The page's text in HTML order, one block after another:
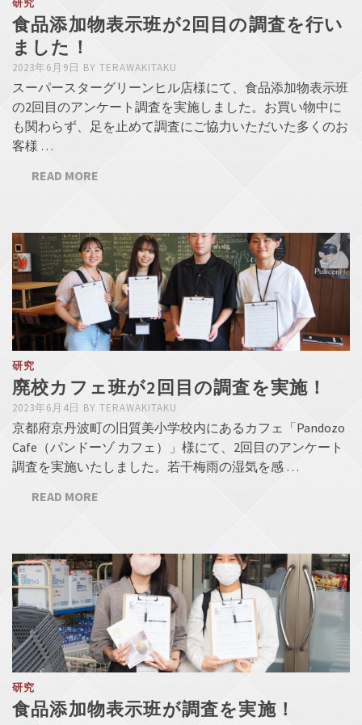
食品添加物表示班が2回目の調査を行い
ました！
2023年6月9日 BY TERAWAKITAKU
スーパースターグリーンヒル店様にて、食品添加物表示班
の2回目のアンケート調査を実施しました。お買い物中に
も関わらず、足を止めて調査にご協力いただいた多くのお
客様 …
READ MORE
研究
廃校カフェ班が2回目の調査を実施！
2023年6月4日 BY TERAWAKITAKU
京都府京丹波町の旧質美小学校内にあるカフェ「Pandozo
Cafe（パンドーゾ カフェ）」様にて、2回目のアンケート
調査を実施いたしました。若干梅雨の湿気を感 …
READ MORE
研究
食品添加物表示班が調査を実施！